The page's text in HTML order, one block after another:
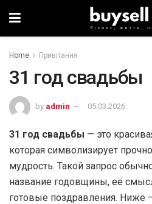
Home Привітання
31 год свадьбы
by admin 05.03.2026
31 год свадьбы — это
которая символизирует
мудрость. Такой запрос
название годовщины, её
готовые поздравления. Ниже